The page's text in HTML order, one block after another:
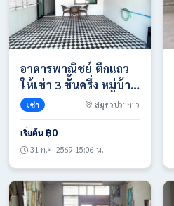
อาคารพาณิชย์ ตึกแถว
ให้เช่า 3 ชั้นครึ่ง หมู่บ้าน
กัญญาเฮ้าส์ ซอย
ด่านสำโรง62 โทร
0974563645
เช่า สมุทรปราการ
เริ่มต้น ฿0
31 ก.ค. 2569 15:06 น.